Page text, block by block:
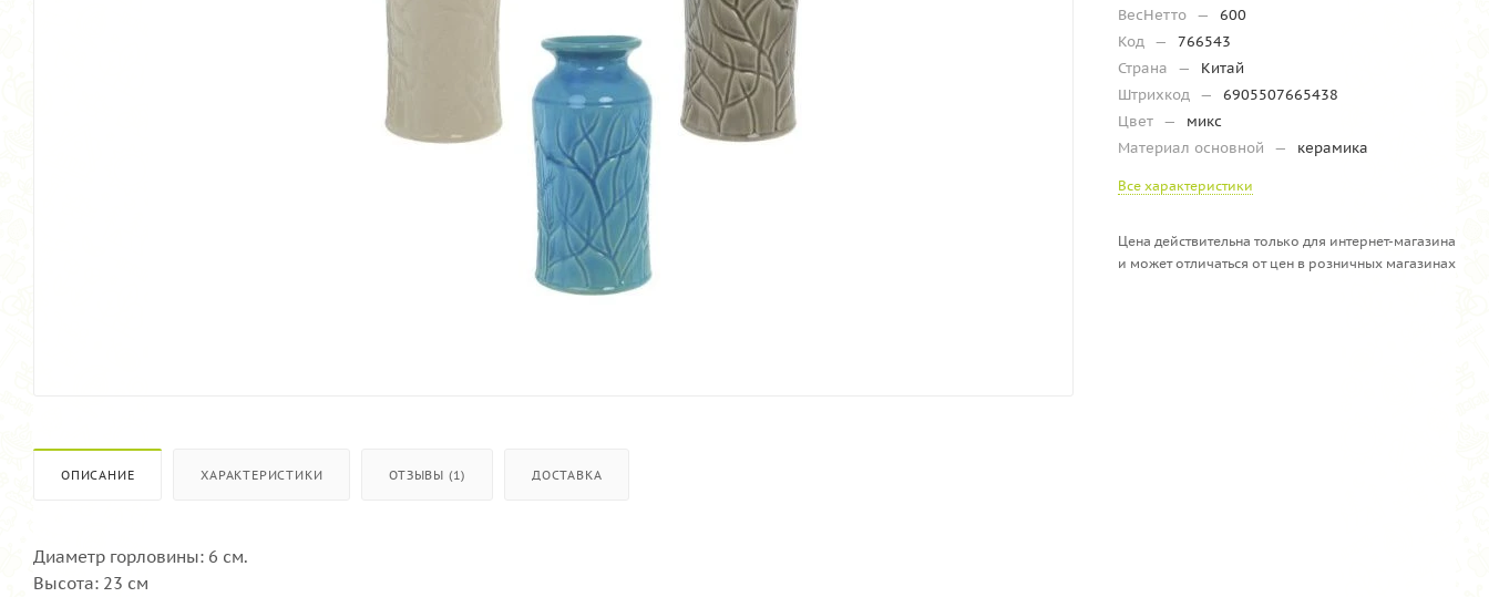
ОПИСАНИЕ ХАРАКТЕРИСТИКИ ОТЗЫВЫ (1) ДОСТАВКА
Диаметр горловины: 6 см.
Высота: 23 см
ВесНетто —
600
Код —
766543
Страна
—
Китай
Штрихкод —
6905507665438
Цвет —
микс
Материал основной
— керамика
Все характеристики
Цена действительна только для интернет-магазина
и может отличаться от цен в розничных магазинах